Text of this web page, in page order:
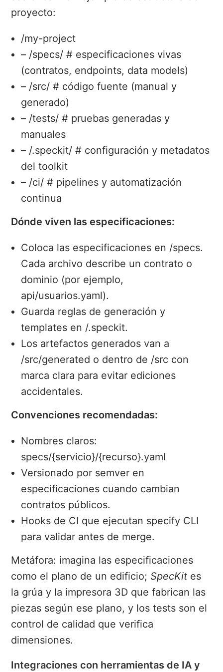
proyecto:
/my-project
– /specs/ # especificaciones vivas
(contratos, endpoints, data models)
– /src/ # código fuente (manual y
generado)
– /tests/ # pruebas generadas y
manuales
– /.speckit/ # configuración y metadatos
del toolkit
– /ci/ # pipelines y automatización
continua
Dónde viven las especificaciones:
Coloca las especificaciones en /specs.
Cada archivo describe un contrato o
dominio (por ejemplo,
api/usuarios.yaml).
Guarda reglas de generación y
templates en /.speckit.
Los artefactos generados van a
/src/generated o dentro de /src con
marca clara para evitar ediciones
accidentales.
Convenciones recomendadas:
Nombres claros:
specs/{servicio}/{recurso}.yaml
Versionado por semver en
especificaciones cuando cambian
contratos públicos.
Hooks de CI que ejecutan specify CLI
para validar antes de merge.
Metáfora: imagina las especificaciones
como el plano de un edificio; SpecKit es
la grúa y la impresora 3D que fabrican las
piezas según ese plano, y los tests son el
control de calidad que verifica
dimensiones.
Integraciones con herramientas de IA y